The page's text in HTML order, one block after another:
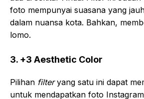
foto mempunyai suasana yang
dalam nuansa kota. Bahkan,
lomo.
3. +3 Aesthetic Color
Pilihan filteryang satu ini dapat
untuk mendapatkan foto